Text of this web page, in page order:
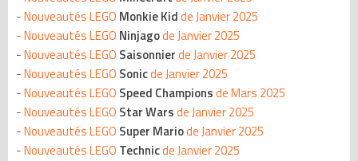
-Nouveautés LEGO Monkie Kidde Janvier 2025
-Nouveautés LEGO Ninjagode Janvier 2025
-Nouveautés LEGO Saisonnierde Janvier 2025
-Nouveautés LEGO Sonicde Janvier 2025
-Nouveautés LEGO Speed Championsde Mars 2025
-Nouveautés LEGO Star Warsde Janvier 2025
-Nouveautés LEGO Super Mariode Janvier 2025
-Nouveautés LEGO Technicde Janvier 2025